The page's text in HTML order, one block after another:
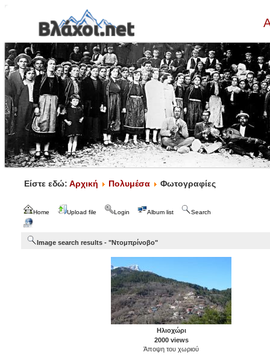
Είστε εδώ: Αρχική Πολυμέσα Φωτογραφίες
Home Upload file Login Album list Search
Image search results - "Ντομπρίνοβο"
Ηλιοχώρι
2000 views
Άποψη του χωριού